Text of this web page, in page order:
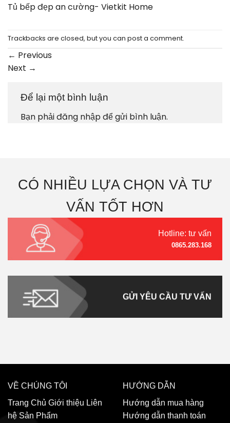
Tủ bếp đẹp an cường- Vietkit Home
Trackbacks are closed, but you can post a comment.
← Previous
Next →
Để lại một bình luận
Bạn phảiđăng nhậpđể gửi bình luận.
CÓ NHIỀU LỰA CHỌN VÀ TƯ
VẤN TỐT HƠN
Hotline: tư vấn
0865.283.168
GỬI YÊU CẦU TƯ VẤN
VỀ CHÚNG TÔI
Trang Chủ Giới thiệu Liên
hệ Sản Phẩm
HƯỚNG DẪN
Hướng dẫn mua hàng
Hướng dẫn thanh toán